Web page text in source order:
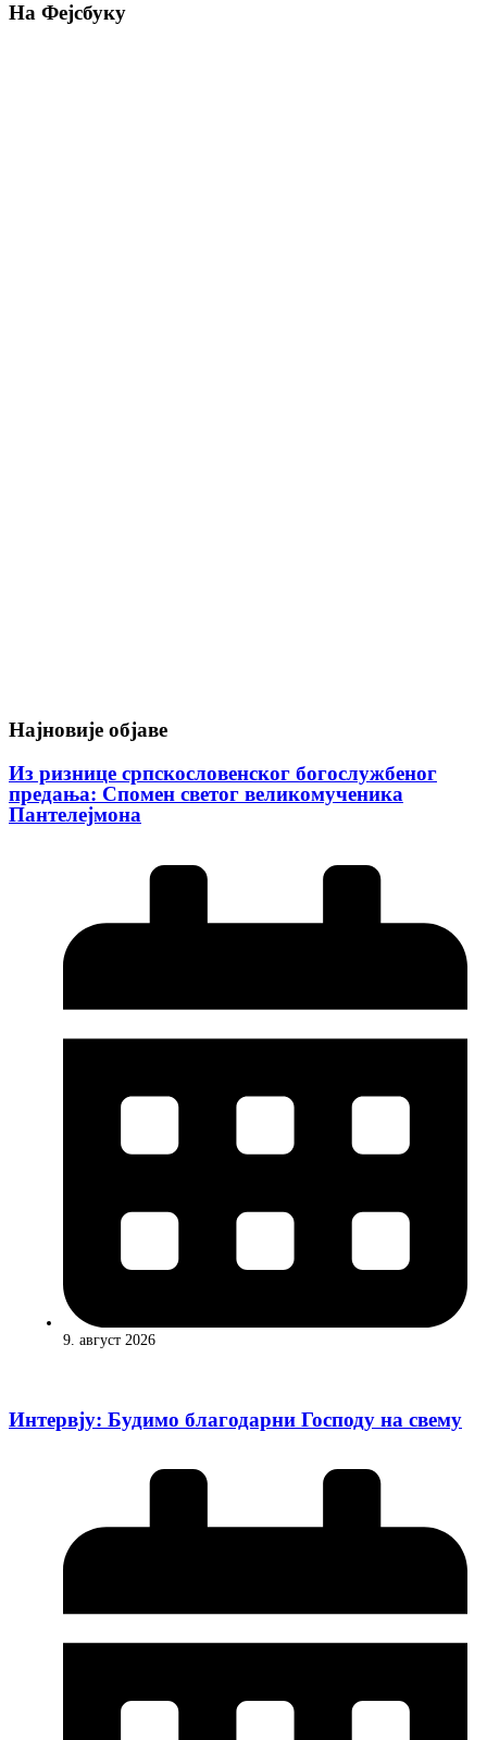
На Фејсбуку
Најновије објаве
Из ризнице српскословенског богослужбеног
предања: Спомен светог великомученика
Пантелејмона
9. август 2026
Интервју: Будимо благодарни Господу на свему